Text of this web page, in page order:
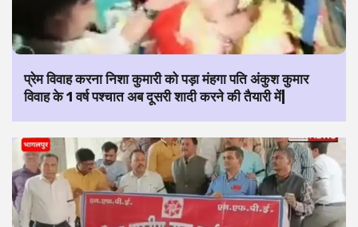
प्रेम विवाह करना निशा कुमारी को पड़ा मंहगा पति अंकुश कुमार
विवाह के 1 वर्ष पश्चात अब दूसरी शादी करने की तैयारी में|